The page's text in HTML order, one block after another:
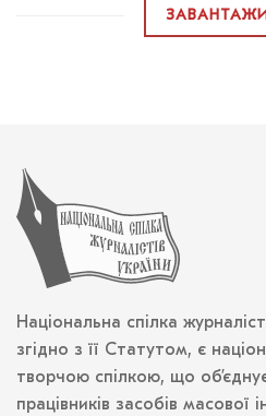
Національна спілка
згідно з її Статутом, є
творчою спілкою, що
працівників засобів масової